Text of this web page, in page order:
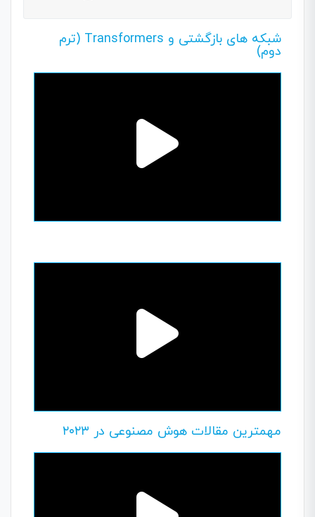
این بخش خصوصی می باشد. برای دسترسی کامل به دروس
این دوره باید این دوره را خریداری نمایید.
شبکه های بازگشتی و Transformers (ترم
دوم)
مهمترین مقالات هوش مصنوعی در ۲۰۲۳